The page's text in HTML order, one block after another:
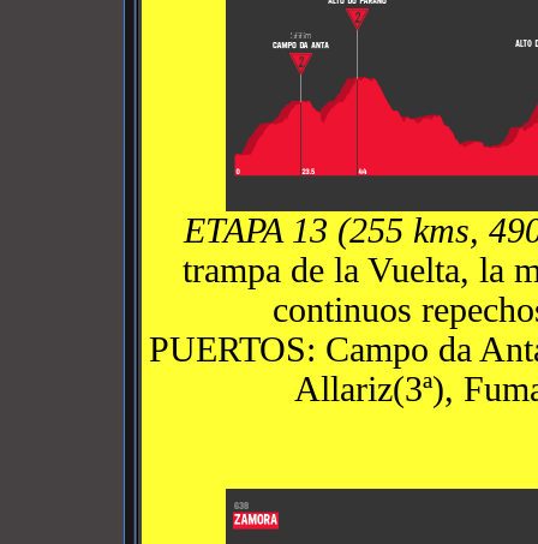
ETAPA 13 (255 kms,
trampa de la Vuelta, la
continuos
PUERTOS: Campo da
Allariz(3ª),